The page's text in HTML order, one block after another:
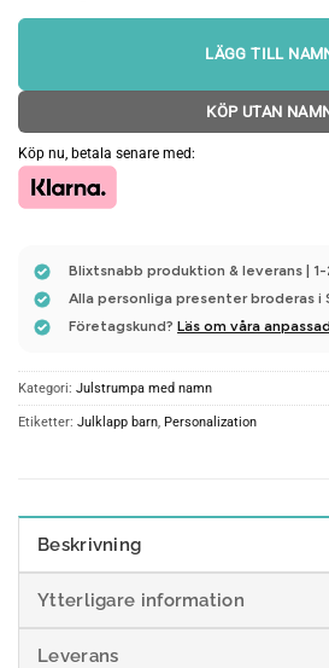
LÄGG TILL
KÖP UTAN
Köp nu, betala senare med:
Blixtsnabb produktion & leverans |
Alla personliga presenter broderas i
Företagskund?Läs om våra
Kategori: Julstrumpa med namn
Etiketter: Julklapp barn, Personalization
Beskrivning
Ytterligare information
Leverans